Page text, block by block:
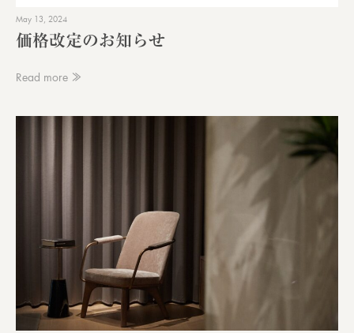
May 13, 2024
価格改定のお知らせ
Read more ≫